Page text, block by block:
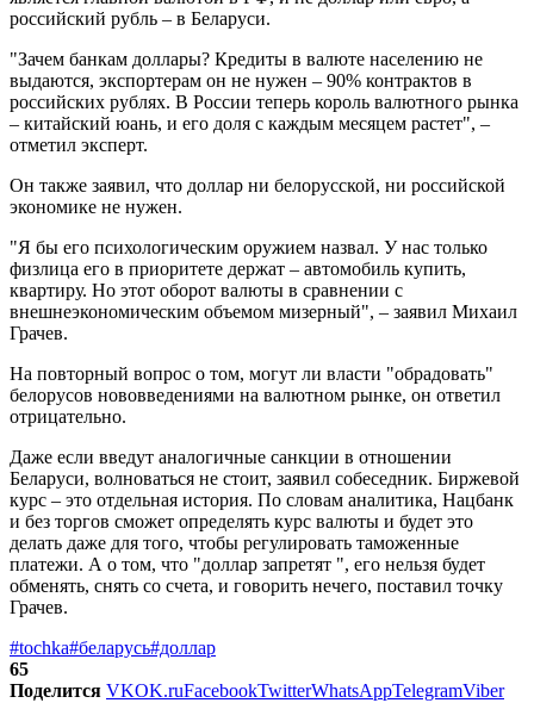
российский рубль – в Беларуси.
"Зачем банкам доллары? Кредиты в валюте населению не
выдаются, экспортерам он не нужен – 90% контрактов в
российских рублях. В России теперь король валютного рынка
– китайский юань, и его доля с каждым месяцем растет", –
отметил эксперт.
Он также заявил, что доллар ни белорусской, ни российской
экономике не нужен.
"Я бы его психологическим оружием назвал. У нас только
физлица его в приоритете держат – автомобиль купить,
квартиру. Но этот оборот валюты в сравнении с
внешнеэкономическим объемом мизерный", – заявил Михаил
Грачев.
На повторный вопрос о том, могут ли власти "обрадовать"
белорусов нововведениями на валютном рынке, он ответил
отрицательно.
Даже если введут аналогичные санкции в отношении
Беларуси, волноваться не стоит, заявил собеседник. Биржевой
курс – это отдельная история. По словам аналитика, Нацбанк
и без торгов сможет определять курс валюты и будет это
делать даже для того, чтобы регулировать таможенные
платежи. А о том, что "доллар запретят ", его нельзя будет
обменять, снять со счета, и говорить нечего, поставил точку
Грачев.
#tochka#беларусь#доллар
65
Поделится VKOK.ruFacebookTwitterWhatsAppTelegramViber